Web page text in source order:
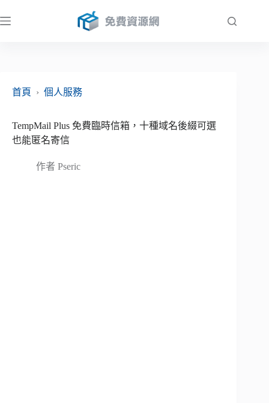
至
首頁
› 個人服務
TempMail Plus 免費臨時信箱，十種域名後綴可選
也能匿名寄信
作者 Pseric